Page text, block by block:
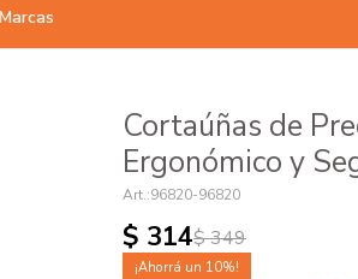
Marcas
Cortaúñas de
Ergonómico y
96820-96820
$ 314$349
10